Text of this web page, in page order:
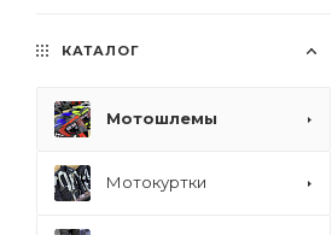
КАТАЛОГ
Мотошлемы
Мотокуртки